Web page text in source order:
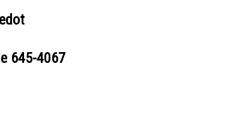
645-4067